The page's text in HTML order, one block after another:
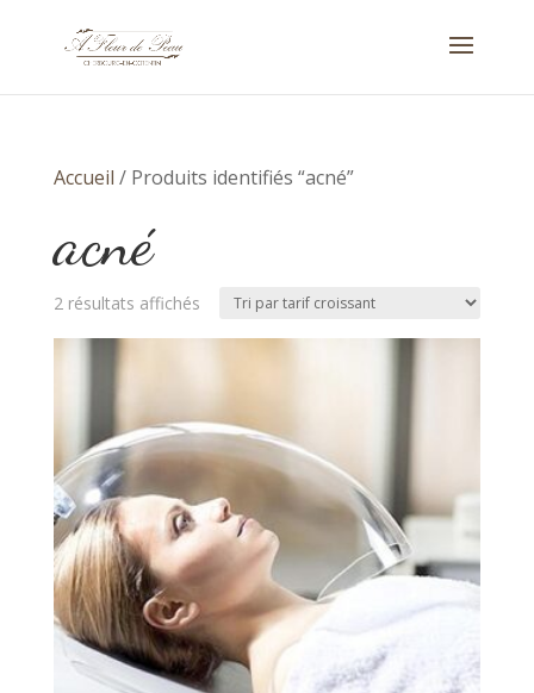
Accueil / Produits identifiés “acné”
acné
2 résultats affichésTrié
par